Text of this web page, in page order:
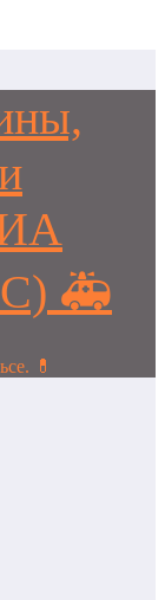
🚑
💊